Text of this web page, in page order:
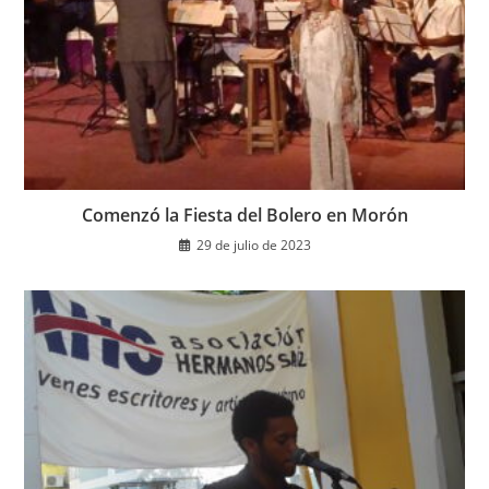
Comenzó la Fiesta del Bolero en Morón
29 de julio de 2023